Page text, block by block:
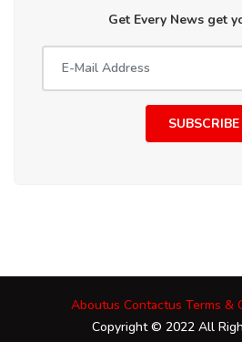
Get Every News get
SUBSCRIBE
Aboutus Contactus Terms &
Copyright © 2022 All